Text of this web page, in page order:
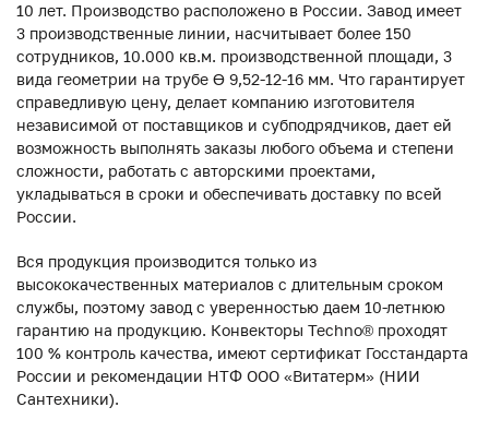
10 лет. Производство расположено в России. Завод имеет
3 производственные линии, насчитывает более 150
сотрудников, 10.000 кв.м. производственной площади, 3
вида геометрии на трубе ϴ 9,52-12-16 мм. Что гарантирует
справедливую цену, делает компанию изготовителя
независимой от поставщиков и субподрядчиков, дает ей
возможность выполнять заказы любого объема и степени
сложности, работать с авторскими проектами,
укладываться в сроки и обеспечивать доставку по всей
России.
Вся продукция производится только из
высококачественных материалов с длительным сроком
службы, поэтому завод с уверенностью даем 10-летнюю
гарантию на продукцию. Конвекторы Techno® проходят
100 % контроль качества, имеют сертификат Госстандарта
России и рекомендации НТФ ООО «Витатерм» (НИИ
Сантехники).